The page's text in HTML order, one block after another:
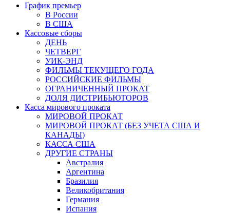
График премьер
В России
В США
Кассовые сборы
ДЕНЬ
ЧЕТВЕРГ
УИК-ЭНД
ФИЛЬМЫ ТЕКУЩЕГО ГОДА
РОССИЙСКИЕ ФИЛЬМЫ
ОГРАНИЧЕННЫЙ ПРОКАТ
ДОЛЯ ДИСТРИБЬЮТОРОВ
Касса мирового проката
МИРОВОЙ ПРОКАТ
МИРОВОЙ ПРОКАТ (БЕЗ УЧЕТА США И
КАНАДЫ)
КАССА США
ДРУГИЕ СТРАНЫ
Австралия
Аргентина
Бразилия
Великобритания
Германия
Испания